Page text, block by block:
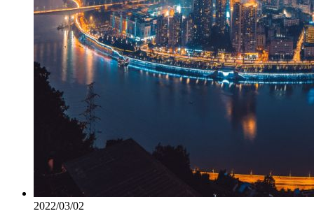
2022/03/02